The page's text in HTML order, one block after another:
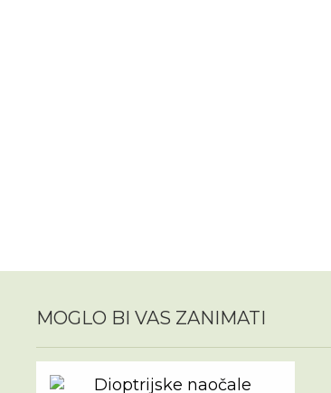
MOGLO BI VAS ZANIMATI